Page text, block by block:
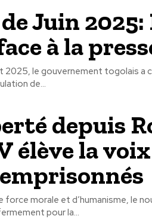
Juin 2025:
à la
2025, le gouvernement togolais a
de...
depuis
élève la
morale et d’humanisme, le
pour la...